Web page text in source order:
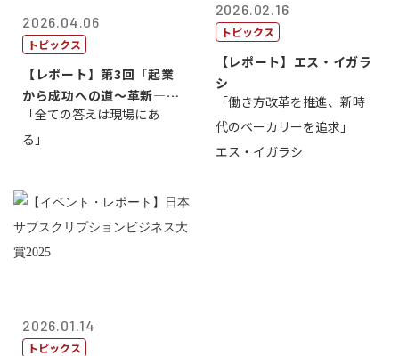
2026.04.06
トピックス
【レポート】第3回「起業
から成功への道～革新―挑
戦の先にある...
「全ての答えは現場にあ
る」
2026.02.16
トピックス
【レポート】エス・イガラ
シ
「働き方改革を推進、新時
代のベーカリーを追求」
エス・イガラシ
2026.01.14
トピックス